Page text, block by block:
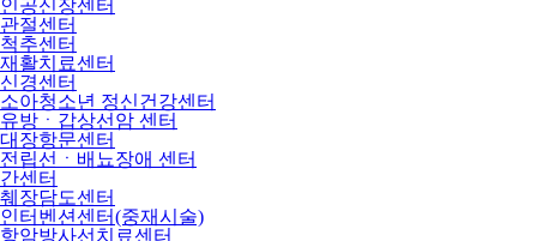
인공신장센터
관절센터
척추센터
재활치료센터
신경센터
소아청소년 정신건강센터
유방ㆍ갑상선암 센터
대장항문센터
전립선ㆍ배뇨장애 센터
간센터
췌장담도센터
인터벤션센터(중재시술)
항암방사선치료센터